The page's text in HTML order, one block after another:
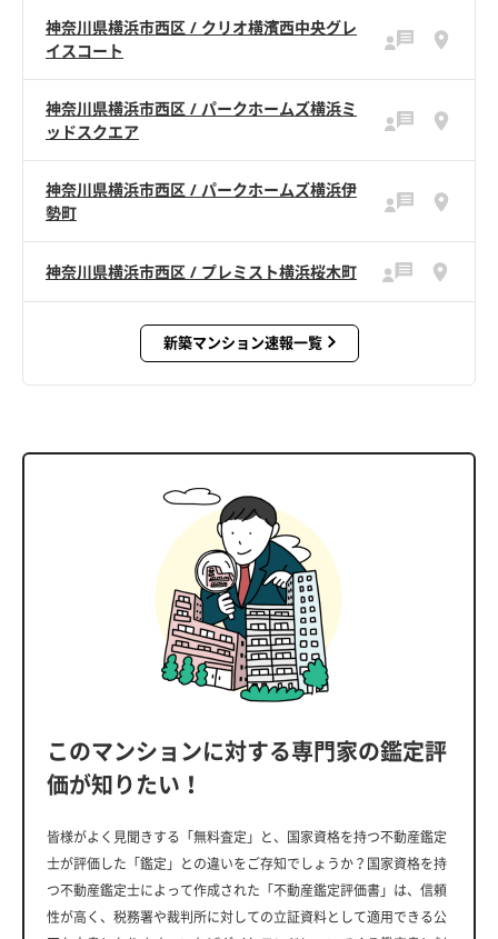
神奈川県横浜市西区 / クリオ横濱西中央グレ
イスコート
神奈川県横浜市西区 / パークホームズ横浜ミ
ッドスクエア
神奈川県横浜市西区 / パークホームズ横浜伊
勢町
神奈川県横浜市西区 / プレミスト横浜桜木町
新築マンション速報一覧
このマンションに対する専門家の鑑定評
価が知りたい！
皆様がよく見聞きする「無料査定」と、国家資格を持つ不動産鑑定
士が評価した「鑑定」との違いをご存知でしょうか？国家資格を持
つ不動産鑑定士によって作成された「不動産鑑定評価書」は、信頼
性が高く、税務署や裁判所に対しての立証資料として適用できる公